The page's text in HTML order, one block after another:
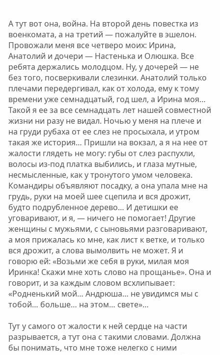
А тут вот она, война. На второй день повестка из
военкомата, а на третий — пожалуйте в эшелон.
Провожали меня все четверо моих: Ирина,
Анатолий и дочери — Настенька и Олюшка. Все
ребята держались молодцом. Ну, у дочерей — не
без того, посверкивали слезинки. Анатолий только
плечами передергивал, как от холода, ему к тому
времени уже семнадцатый, год шел, а Ирина моя…
Такой я ее за все семнадцать лет нашей совместной
жизни ни разу не видал. Ночью у меня на плече и
на груди рубаха от ее слез не просыхала, и утром
такая же история… Пришли на вокзал, а я на нее от
жалости глядеть не могу: губы от слез распухли,
волосы из-под платка выбились, и глаза мутные,
несмысленные, как у тронутого умом человека.
Командиры объявляют посадку, а она упала мне на
грудь, руки на моей шее сцепила и вся дрожит,
будто подрубленное дерево… И детишки ее
уговаривают, и я, — ничего не помогает! Другие
женщины с мужьями, с сыновьями разговаривают,
а моя прижалась ко мне, как лист к ветке, и только
вся дрожит, а слова вымолвить не может. Я и
говорю ей: «Возьми же себя в руки, милая моя
Иринка! Скажи мне хоть слово на прощанье». Она и
говорит, и за каждым словом всхлипывает:
«Родненький мой… Андрюша… не увидимся мы с
тобой… больше… на этом… свете»…
Тут у самого от жалости к ней сердце на части
разрывается, а тут она с такими словами. Должна
бы понимать, что мне тоже нелегко с ними